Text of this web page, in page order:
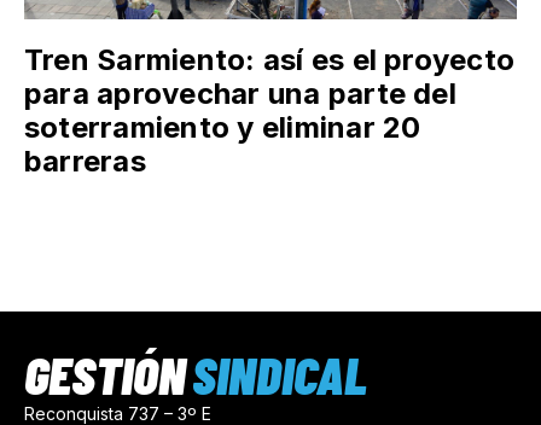
Tren Sarmiento: así es el proyecto
para aprovechar una parte del
soterramiento y eliminar 20
barreras
Reconquista 737 – 3º E
GESTIÓNSINDICAL